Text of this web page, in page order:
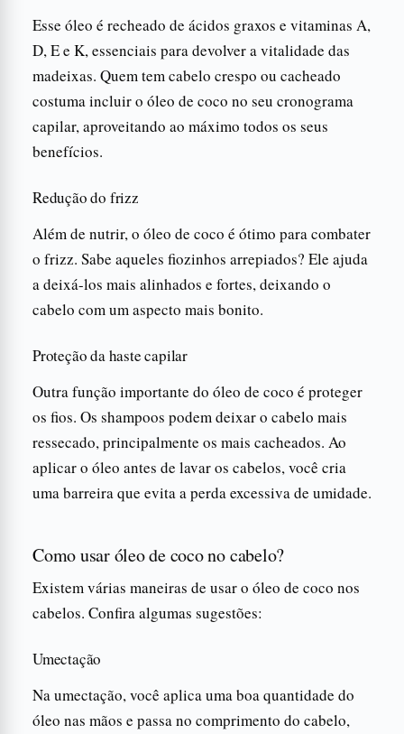
Esse óleo é recheado de ácidos graxos e vitaminas A,
D, E e K, essenciais para devolver a vitalidade das
madeixas. Quem tem cabelo crespo ou cacheado
costuma incluir o óleo de coco no seu cronograma
capilar, aproveitando ao máximo todos os seus
benefícios.
Redução do frizz
Além de nutrir, o óleo de coco é ótimo para combater
o frizz. Sabe aqueles fiozinhos arrepiados? Ele ajuda
a deixá-los mais alinhados e fortes, deixando o
cabelo com um aspecto mais bonito.
Proteção da haste capilar
Outra função importante do óleo de coco é proteger
os fios. Os shampoos podem deixar o cabelo mais
ressecado, principalmente os mais cacheados. Ao
aplicar o óleo antes de lavar os cabelos, você cria
uma barreira que evita a perda excessiva de umidade.
Como usar óleo de coco no cabelo?
Existem várias maneiras de usar o óleo de coco nos
cabelos. Confira algumas sugestões:
Umectação
Na umectação, você aplica uma boa quantidade do
óleo nas mãos e passa no comprimento do cabelo,